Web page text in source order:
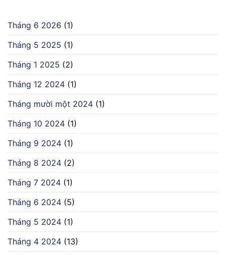
Tháng 6 2026 (1)
Tháng 5 2025 (1)
Tháng 1 2025 (2)
Tháng 12 2024 (1)
Tháng mười một 2024 (1)
Tháng 10 2024 (1)
Tháng 9 2024 (1)
Tháng 8 2024 (2)
Tháng 7 2024 (1)
Tháng 6 2024 (5)
Tháng 5 2024 (1)
Tháng 4 2024 (13)